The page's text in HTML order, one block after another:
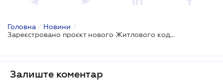
Головна / Новини /
Зареєстровано проєкт нового Житлового кодексу
Залиште коментар